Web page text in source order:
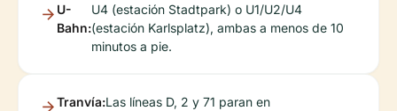
U-
Bahn:
U4 (estación Stadtpark) o U1/U2/U4
(estación Karlsplatz), ambas a menos de 10
minutos a pie.
Tranvía:Las líneas D, 2 y 71 paran en